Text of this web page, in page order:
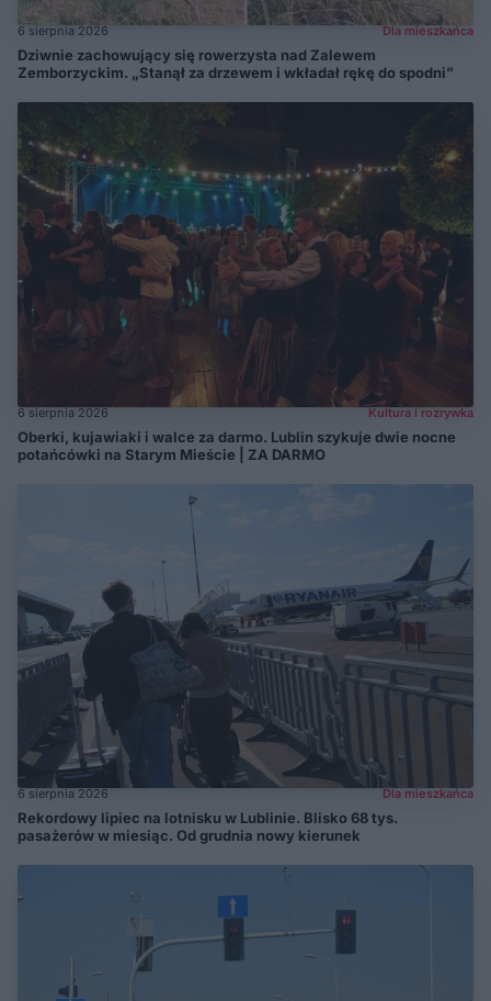
6 sierpnia 2026 Dla mieszkańca
Dziwnie zachowujący się rowerzysta nad Zalewem
Zemborzyckim. „Stanął za drzewem i wkładał rękę do spodni”
6 sierpnia 2026 Kultura i rozrywka
Oberki, kujawiaki i walce za darmo. Lublin szykuje dwie nocne
potańcówki na Starym Mieście | ZA DARMO
6 sierpnia 2026 Dla mieszkańca
Rekordowy lipiec na lotnisku w Lublinie. Blisko 68 tys.
pasażerów w miesiąc. Od grudnia nowy kierunek